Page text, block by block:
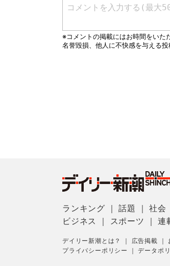
ランキング ｜話題 ｜社会
ビジネス
スポーツ ｜連
デイリー新潮とは？ 広告掲載
プライバシーポリシー
｜データポ